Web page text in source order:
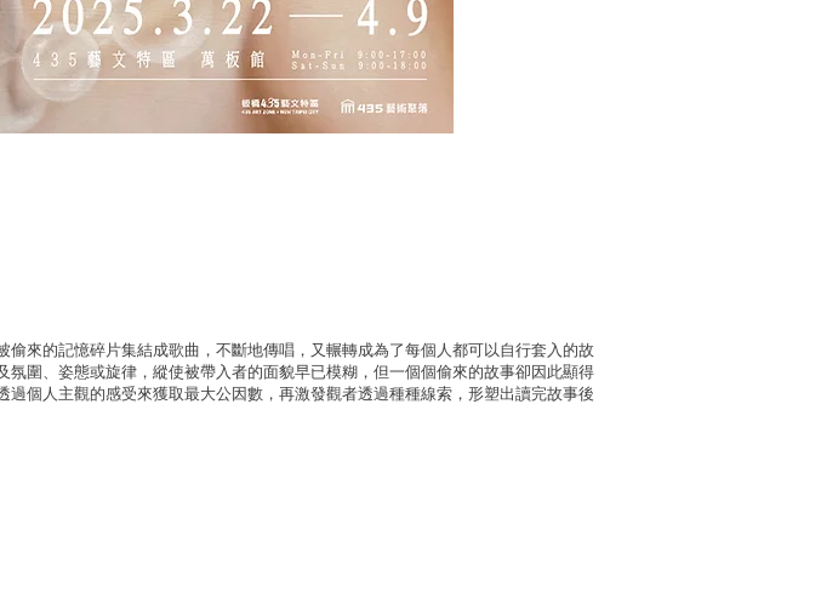
來的記憶碎片集結成歌曲，不斷地傳唱，又輾轉成為了每個人都可以自行套入的故
圍、姿態或旋律，縱使被帶入者的面貌早已模糊，但一個個偷來的故事卻因此顯得
個人主觀的感受來獲取最大公因數，再激發觀者透過種種線索，形塑出讀完故事後